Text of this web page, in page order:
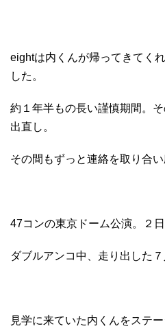
eightは内くんが帰ってきてく
した。
約１年半もの長い謹慎期間。
出直し。
その間もずっと連絡を取り合
47コンの東京ドーム公演。２日
ダブルアンコ中、走り出した７
見学に来ていた内くんをステー